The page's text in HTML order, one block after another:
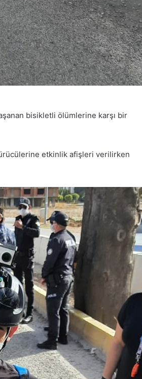
bisikletli ölümlerine karşı bir
etkinlik afişleri verilirken